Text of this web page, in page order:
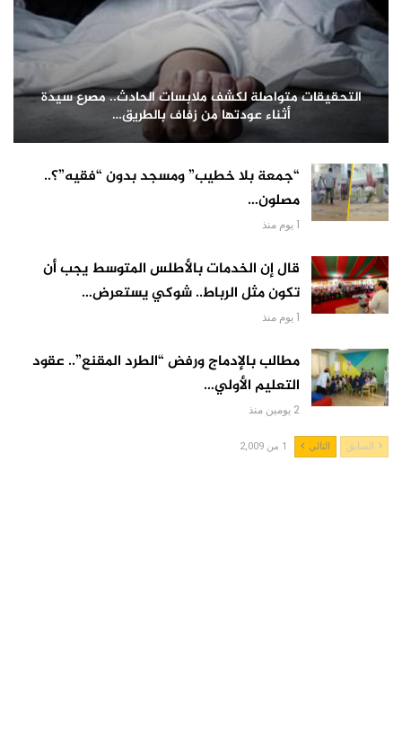
التحقيقات متواصلة لكشف ملابسات الحادث.. مصرع سيدة
أثناء عودتها من زفاف بالطريق…
“جمعة بلا خطيب” ومسجد بدون “فقيه”؟..
مصلون…
1 يوم منذ
قال إن الخدمات بالأطلس المتوسط يجب أن
تكون مثل الرباط.. شوكي يستعرض…
1 يوم منذ
مطالب بالإدماج ورفض “الطرد المقنع”.. عقود
التعليم الأولي…
2 يومين منذ
السابق التالي 1 من 2,009